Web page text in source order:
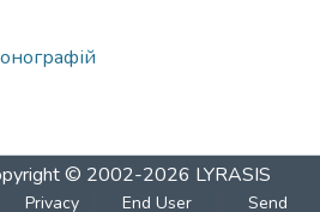
© 2002-2026 LYRASIS
Privacy End User Send